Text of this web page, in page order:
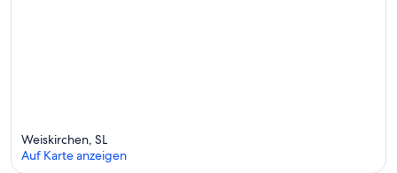
Weiskirchen, SL
Auf Karte anzeigen